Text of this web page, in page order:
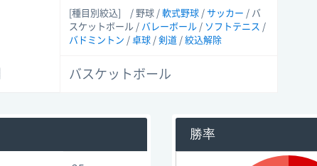
[種目別絞込] / 野球 / 軟式野球 / サッカー / バ
スケットボール / バレーボール / ソフトテニス /
バドミントン / 卓球 / 剣道 / 絞込解除
バスケットボール
勝率